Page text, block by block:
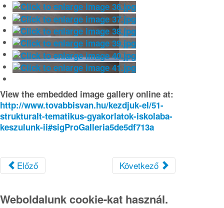
View the embedded image gallery online at:
http://www.tovabbisvan.hu/kezdjuk-el/51-
strukturalt-tematikus-gyakorlatok-iskolaba-
keszulunk-ii#sigProGalleria5de5df713a
Előző Következő
Weboldalunk cookie-kat használ.